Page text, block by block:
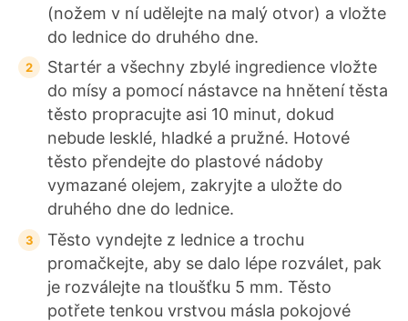
(nožem v ní udělejte na malý otvor) a vložte
do lednice do druhého dne.
Startér a všechny zbylé ingredience vložte
do mísy a pomocí nástavce na hnětení těsta
těsto propracujte asi 10 minut, dokud
nebude lesklé, hladké a pružné. Hotové
těsto přendejte do plastové nádoby
vymazané olejem, zakryjte a uložte do
druhého dne do lednice.
Těsto vyndejte z lednice a trochu
promačkejte, aby se dalo lépe rozválet, pak
je rozválejte na tloušťku 5 mm. Těsto
potřete tenkou vrstvou másla pokojové